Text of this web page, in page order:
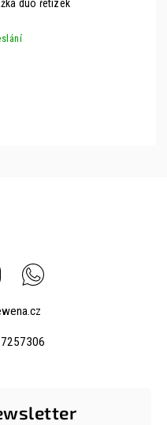
duo řetízek
Instagram